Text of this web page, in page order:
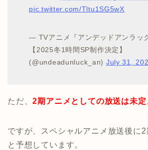
pic.twitter.com/Tltu1SG5wX
— TVアニメ『アンデッドアンラッ
【2025冬1時間SP制作決定】
(@undeadunluck_an) July 31,
ただ、2期アニメとしての放送は未定
ですが、スペシャルアニメ放送後に
と予想しています。